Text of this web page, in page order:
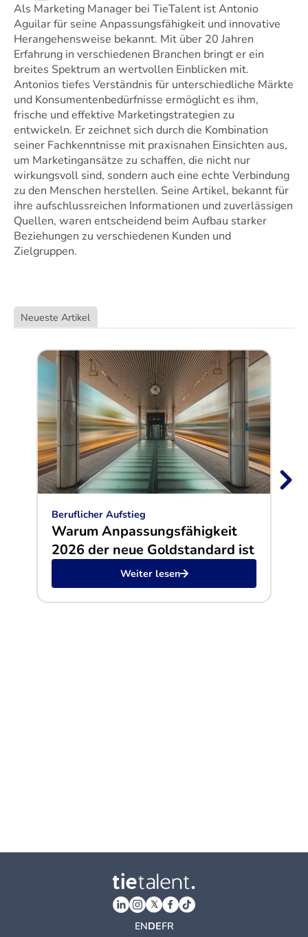
Als Marketing Manager bei TieTalent ist Antonio
Aguilar für seine Anpassungsfähigkeit und innovative
Herangehensweise bekannt. Mit über 20 Jahren
Erfahrung in verschiedenen Branchen bringt er ein
breites Spektrum an wertvollen Einblicken mit.
Antonios tiefes Verständnis für unterschiedliche Märkte
und Konsumentenbedürfnisse ermöglicht es ihm,
frische und effektive Marketingstrategien zu
entwickeln. Er zeichnet sich durch die Kombination
seiner Fachkenntnisse mit praxisnahen Einsichten aus,
um Marketingansätze zu schaffen, die nicht nur
wirkungsvoll sind, sondern auch eine echte Verbindung
zu den Menschen herstellen. Seine Artikel, bekannt für
ihre aufschlussreichen Informationen und zuverlässigen
Quellen, waren entscheidend beim Aufbau starker
Beziehungen zu verschiedenen Kunden und
Zielgruppen.
Neueste Artikel
Beruflicher Aufstieg
Warum Anpassungsfähigkeit
2026 der neue Goldstandard ist
Weiter lesen
ENDEFR